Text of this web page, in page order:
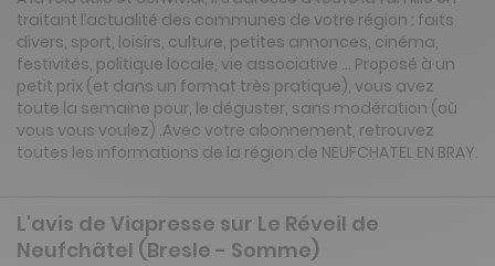
traitant l’actualité des communes de votre région : faits
divers, sport, loisirs, culture, petites annonces, cinéma,
festivités, politique locale, vie associative … Proposé à un
petit prix (et dans un format très pratique), vous avez
toute la semaine pour, le déguster, sans modération (où
vous vous voulez) .Avec votre abonnement, retrouvez
toutes les informations de la région de NEUFCHATEL EN BRAY.
L'avis de Viapresse sur Le Réveil de
Neufchâtel (Bresle - Somme)